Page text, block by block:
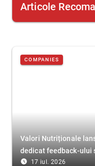
Articole
COMPANIES
Valori Nutriționale
dedicat feedback-ului
access_time_filled 17 iul. 2026